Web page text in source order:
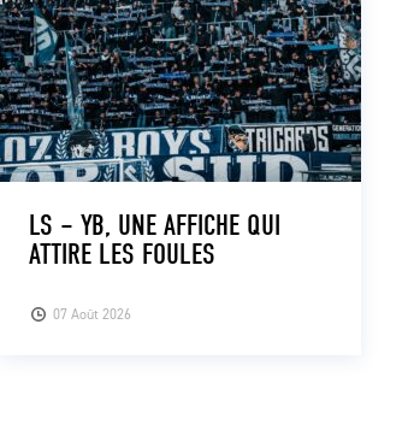
07 Août 2026
LS – YB, UNE AFFICHE QUI
ATTIRE LES FOULES